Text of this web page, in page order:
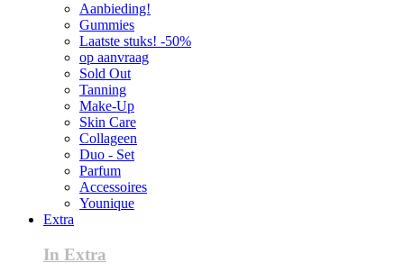
Aanbieding!
Gummies
Laatste stuks! -50%
op aanvraag
Sold Out
Tanning
Make-Up
Skin Care
Collageen
Duo - Set
Parfum
Accessoires
Younique
Extra
In Extra